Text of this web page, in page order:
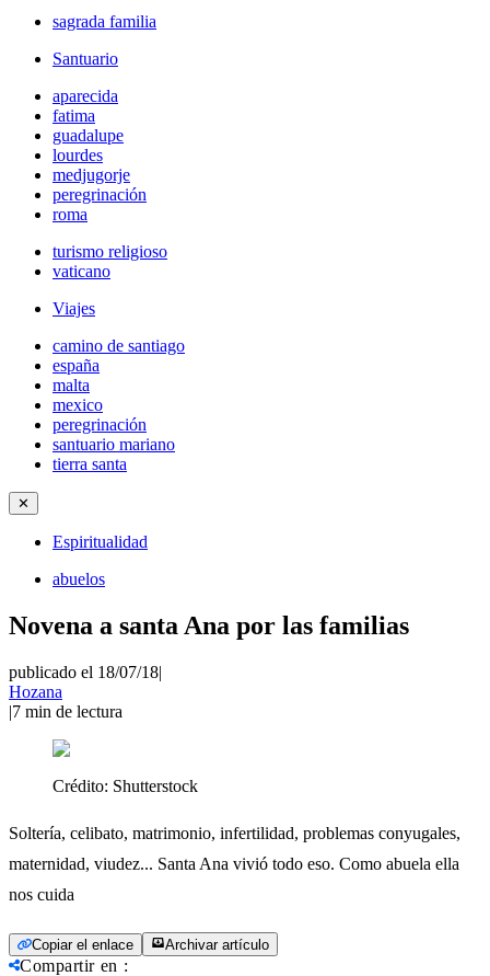
sagrada familia
Santuario
aparecida
fatima
guadalupe
lourdes
medjugorje
peregrinación
roma
turismo religioso
vaticano
Viajes
camino de santiago
españa
malta
mexico
peregrinación
santuario mariano
tierra santa
✕
Espiritualidad
abuelos
Novena a santa Ana por las familias
publicado el 18/07/18|
Hozana
|7 min de lectura
Crédito: Shutterstock
Soltería, celibato, matrimonio, infertilidad, problemas conyugales,
maternidad, viudez... Santa Ana vivió todo eso. Como abuela ella
nos cuida
Copiar el enlace Archivar artículo
Compartir en :